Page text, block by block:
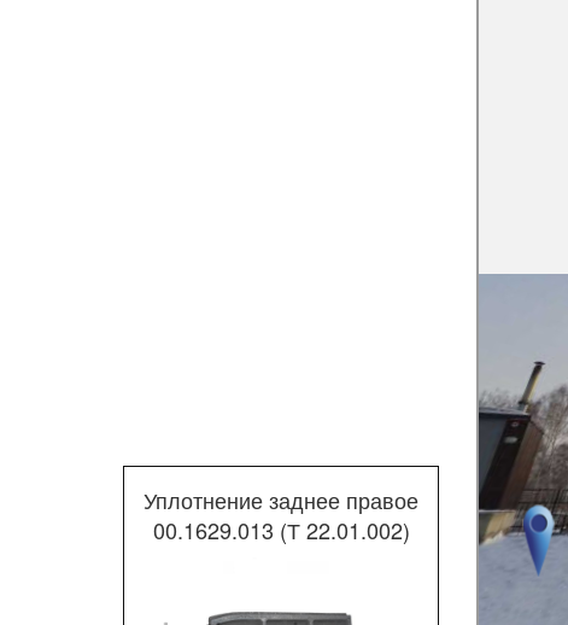
Уплотнение заднее правое
00.1629.013 (Т 22.01.002)